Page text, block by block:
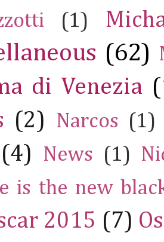
(1)
(62)
di Venezia
(2) Narcos (1)
(4) News (1)
is the new
2015 (7)